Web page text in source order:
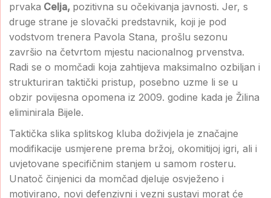
prvaka Celja, pozitivna su očekivanja javnosti. Jer, s
druge strane je slovački predstavnik, koji je pod
vodstvom trenera Pavola Stana, prošlu sezonu
završio na četvrtom mjestu nacionalnog prvenstva.
Radi se o momčadi koja zahtijeva maksimalno ozbiljan i
strukturiran taktički pristup, posebno uzme li se u
obzir povijesna opomena iz 2009. godine kada je Žilina
eliminirala Bijele.
Taktička slika splitskog kluba doživjela je značajne
modifikacije usmjerene prema bržoj, okomitijoj igri, ali i
uvjetovane specifičnim stanjem u samom rosteru.
Unatoč činjenici da momčad djeluje osvježeno i
motivirano, novi defenzivni i vezni sustavi morat će